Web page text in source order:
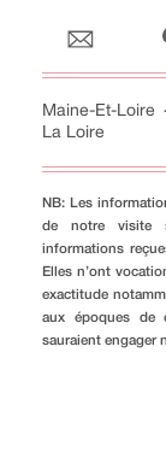
Maine-Et-Loire
La Loire
NB: Les
de notre visite
informations
Elles n’ont
exactitude
aux époques de
sauraient engager